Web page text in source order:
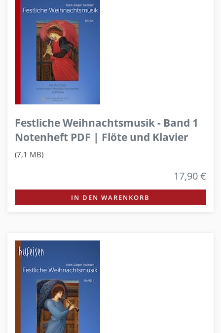
Festliche Weihnachtsmusik - Band 1
Notenheft PDF | Flöte und Klavier
(7,1 MB)
17,90 €
IN DEN WARENKORB